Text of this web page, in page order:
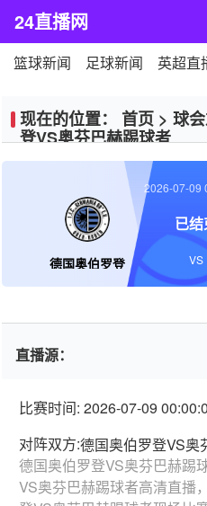
24直播网
篮球新闻 足球新闻 英超直
现在的位置： 首页 > 球
登VS奥芬巴赫踢球者
德国奥伯罗登
2026-07-09
已结
VS
直播源：
比赛时间: 2026-07-09
对阵双方:德国奥伯罗登VS奥
德国奥伯罗登VS奥芬巴赫踢
VS奥芬巴赫踢球者高清直播